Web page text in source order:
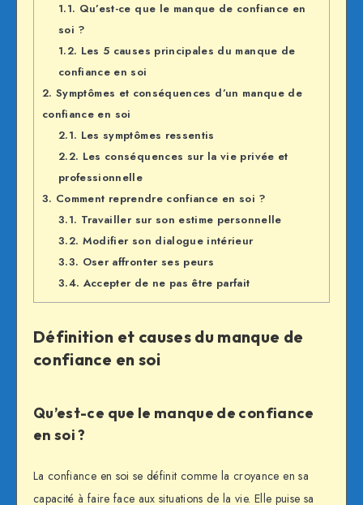
1.1. Qu’est-ce que le manque de confiance en
soi ?
1.2. Les 5 causes principales du manque de
confiance en soi
2. Symptômes et conséquences d’un manque de
confiance en soi
2.1. Les symptômes ressentis
2.2. Les conséquences sur la vie privée et
professionnelle
3. Comment reprendre confiance en soi ?
3.1. Travailler sur son estime personnelle
3.2. Modifier son dialogue intérieur
3.3. Oser affronter ses peurs
3.4. Accepter de ne pas être parfait
Définition et causes du manque de
confiance en soi
Qu’est-ce que le manque de confiance
en soi ?
La confiance en soi se définit comme la croyance en sa
capacité à faire face aux situations de la vie. Elle puise sa